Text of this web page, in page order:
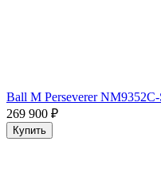
Ball M Perseverer
269 900 ₽
Купить